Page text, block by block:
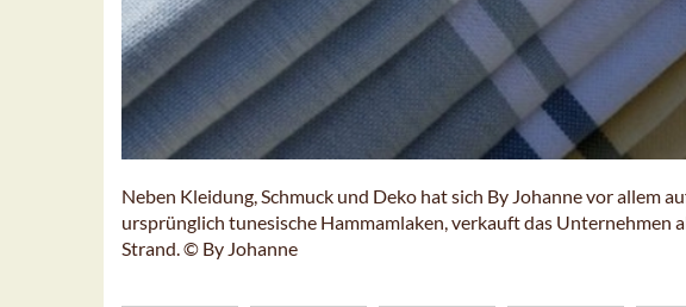
Neben Kleidung, Schmuck und Deko hat sich By Johanne vor allem
ursprünglich tunesische Hammamlaken, verkauft das Unternehmen
Strand. © By Johanne